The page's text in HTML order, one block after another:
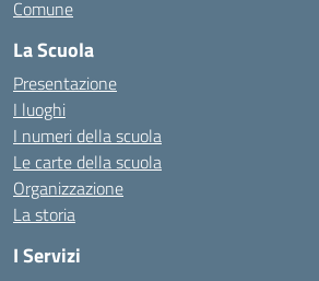
Comune
La Scuola
Presentazione
I luoghi
I numeri della scuola
Le carte della scuola
Organizzazione
La storia
I Servizi